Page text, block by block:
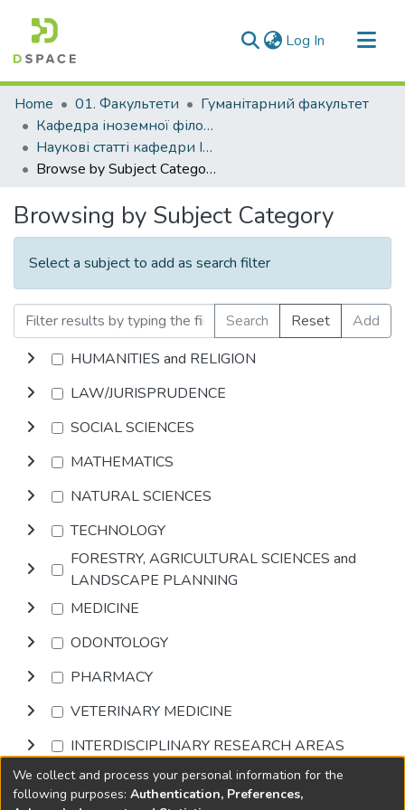
Log In (current)
Communities & Collections
All of DSpace
Home 01. Факультети
Гуманітарний факультет
Кафедра іноземної філології та перекладу (Кафедра ІФ та П)
Наукові статті кафедри ІФ та П
Browse by Subject Category
Browsing by Subject Category
Select a subject to add as search filter
Search Reset
Add
HUMANITIES and RELIGION
LAW/JURISPRUDENCE
SOCIAL SCIENCES
MATHEMATICS
NATURAL SCIENCES
TECHNOLOGY
FORESTRY, AGRICULTURAL SCIENCES and
LANDSCAPE PLANNING
MEDICINE
ODONTOLOGY
PHARMACY
VETERINARY MEDICINE
INTERDISCIPLINARY RESEARCH AREAS
Browse
We collect and process your personal information for the
following purposes: Authentication, Preferences,